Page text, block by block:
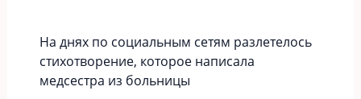
На днях по социальным сетям разлетелось
стихотворение, которое написала
медсестра из больницы